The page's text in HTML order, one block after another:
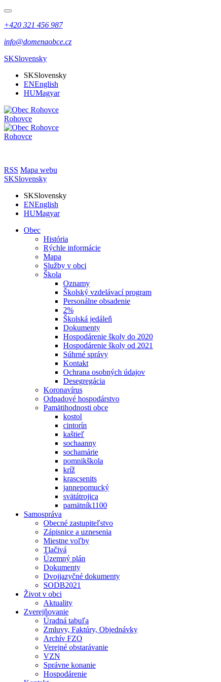
+420 321 456 987
info@domenaobce.cz
SKSlovensky
SKSlovensky
ENEnglish
HUMagyar
Rohovce
Rohovce
RSS Mapa webu
SKSlovensky
SKSlovensky
ENEnglish
HUMagyar
Obec
História
Rýchle informácie
Mapa
Služby v obci
Škola
Oznamy
Školský vzdelávací program
Personálne obsadenie
2%
Školská jedáleň
Dokumenty
Hospodárenie školy do 2020
Hospodárenie školy od 2021
Súhrné správy
Kontakt
Ochrana osobných údajov
Desegregácia
Koronavírus
Odpadové hospodárstvo
Pamätihodnosti obce
kostol
cintorín
kaštieľ
sochaanny
sochamárie
pomnikškola
kríž
krascsenits
jannepomucký
svätátrojica
pamätník1100
Samospráva
Obecné zastupiteľstvo
Zápisnice a uznesenia
Miestne voľby
Tlačivá
Územný plán
Dokumenty
Dvojjazyčné dokumenty
SODB2021
Život v obci
Aktuality
Zverejňovanie
Úradná tabuľa
Zmluvy, Faktúry, Objednávky
Archív FZO
Verejné obstarávanie
VZN
Správne konanie
Hospodárenie